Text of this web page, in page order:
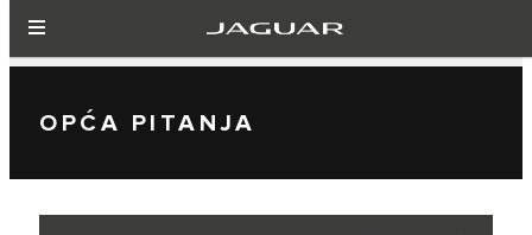
OPĆA PITANJA